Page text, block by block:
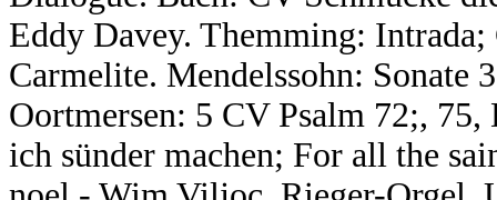
Eddy Davey. Themming:
Carmelite. Mendelssohn: Sonate
Oortmersen: 5 CV Psalm 72;,
ich sünder machen; For all the